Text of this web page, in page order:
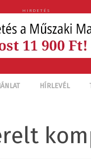
HIRDETÉS
HÍRLEVÉL